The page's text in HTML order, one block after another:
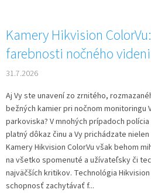
Kamery Hikvision
farebnosti nočného
31.7.2026
Aj Vy ste unavení zo zrnitého,
bežných kamier pri nočnom monitoringu
parkoviska? V mnohých prípadoch
platný dôkaz činu a Vy prichádzate
Kamery Hikvision ColorVu však behom
na všetko spomenuté a užívateľsky či
najväčších kritikov. Technológia
schopnosť zachytávať f...